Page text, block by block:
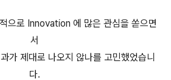
으로 Innovation 에 많은 관심을 쏟으면
서
가 제대로 나오지 않나를 고민했었습니
다.